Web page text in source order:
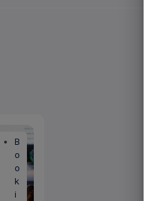
B
o
o
k
i